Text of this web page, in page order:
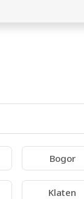
Bogor
Klaten